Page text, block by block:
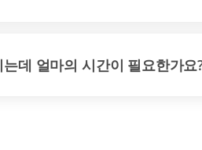
데 얼마의 시간이 필요한가요